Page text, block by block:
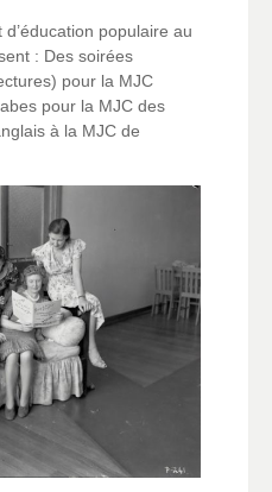
populaire au
: Des soirées
pour la MJC
pour la MJC des
à la MJC de